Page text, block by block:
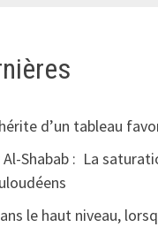
d’un tableau
Shabab : La
le haut niveau,